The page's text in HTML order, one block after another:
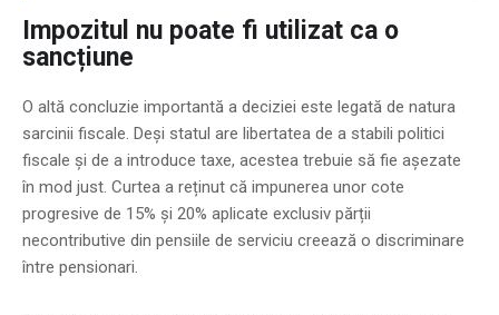
Impozitul nu poate fi utilizat ca o
sancțiune
O altă concluzie importantă a deciziei este legată de natura
sarcinii fiscale. Deși statul are libertatea de a stabili politici
fiscale și de a introduce taxe, acestea trebuie să fie așezate
în mod just. Curtea a reținut că impunerea unor cote
progresive de 15% și 20% aplicate exclusiv părții
necontributive din pensiile de serviciu creează o discriminare
între pensionari.